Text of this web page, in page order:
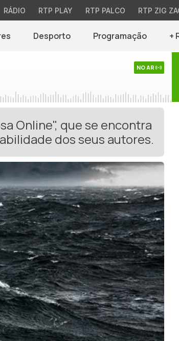
RÁDIO RTP PLAY RTP PALCO RTP ZIG
Desporto Programação +
NO AR
Online", que se encontra
dos seus autores.